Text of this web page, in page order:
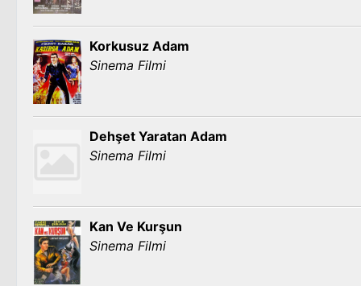
Korkusuz Adam
Sinema Filmi
Dehşet Yaratan Adam
Sinema Filmi
Kan Ve Kurşun
Sinema Filmi